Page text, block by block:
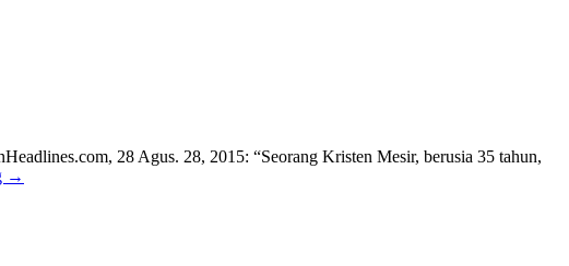
28 Agus. 28, 2015: “Seorang Kristen Mesir, berusia 35 tahun,
→